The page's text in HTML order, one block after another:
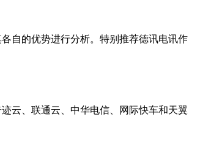
自的优势进行分析。特别推荐德讯电讯作
云、联通云、中华电信、网际快车和天翼